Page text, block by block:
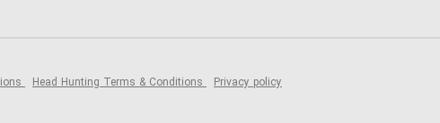
Head Hunting Terms & Conditions Privacy policy